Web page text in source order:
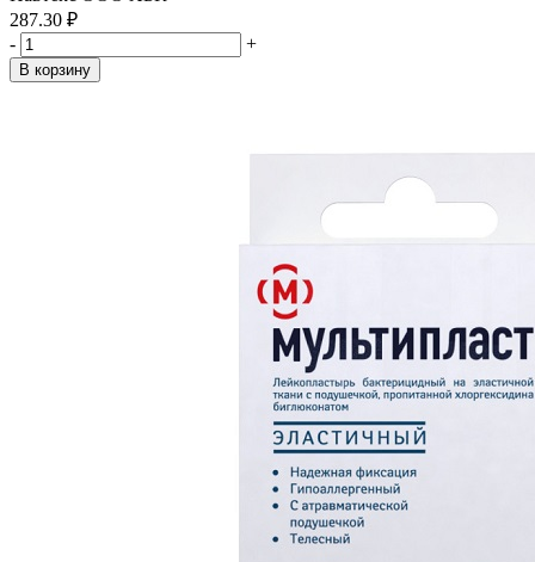
287.30 ₽
-
+
В корзину